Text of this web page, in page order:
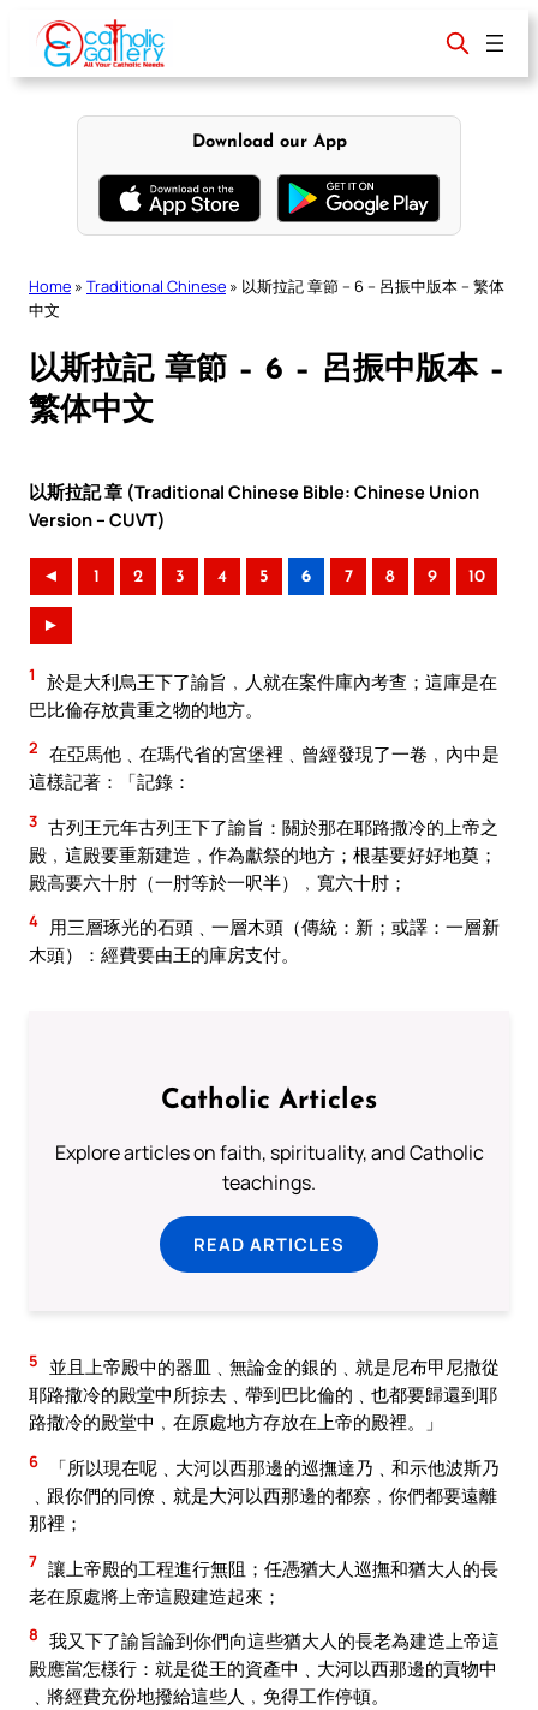
content
Download our App
Home » Traditional Chinese » 以斯拉記 章節 – 6 – 呂振中版本 – 繁体
中文
以斯拉記 章節 – 6 – 呂振中版本 –
繁体中文
以斯拉記 章 (Traditional Chinese Bible: Chinese Union
Version – CUVT)
◄ 1 2 3 4 5 6 7 8 9 10
►
1
於是大利烏王下了諭旨﹐人就在案件庫內考查；這庫是在
巴比倫存放貴重之物的地方。
2 在亞馬他﹑在瑪代省的宮堡裡﹑曾經發現了一卷﹐內中是
這樣記著：「記錄：
3 古列王元年古列王下了諭旨：關於那在耶路撒冷的上帝之
殿﹐這殿要重新建造﹐作為獻祭的地方；根基要好好地奠；
殿高要六十肘（一肘等於一呎半）﹐寬六十肘；
4 用三層琢光的石頭﹑一層木頭（傳統：新；或譯：一層新
木頭）：經費要由王的庫房支付。
Catholic Articles
Explore articles on faith, spirituality, and Catholic
teachings.
READ ARTICLES
5
並且上帝殿中的器皿﹑無論金的銀的﹑就是尼布甲尼撒從
耶路撒冷的殿堂中所掠去﹑帶到巴比倫的﹑也都要歸還到耶
路撒冷的殿堂中﹐在原處地方存放在上帝的殿裡。」
6
「所以現在呢﹑大河以西那邊的巡撫達乃﹑和示他波斯乃
﹑跟你們的同僚﹑就是大河以西那邊的都察﹐你們都要遠離
那裡；
7 讓上帝殿的工程進行無阻；任憑猶大人巡撫和猶大人的長
老在原處將上帝這殿建造起來；
8 我又下了諭旨論到你們向這些猶大人的長老為建造上帝這
殿應當怎樣行：就是從王的資產中﹑大河以西那邊的貢物中
﹑將經費充份地撥給這些人﹐免得工作停頓。